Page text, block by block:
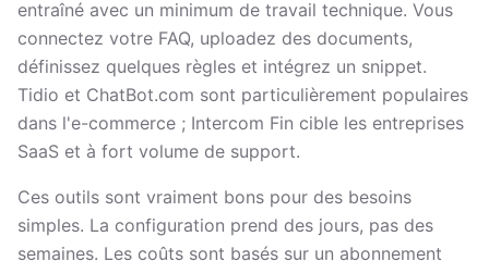
entraîné avec un minimum de travail technique. Vous
connectez votre FAQ, uploadez des documents,
définissez quelques règles et intégrez un snippet.
Tidio et ChatBot.com sont particulièrement populaires
dans l'e-commerce ; Intercom Fin cible les entreprises
SaaS et à fort volume de support.
Ces outils sont vraiment bons pour des besoins
simples. La configuration prend des jours, pas des
semaines. Les coûts sont basés sur un abonnement